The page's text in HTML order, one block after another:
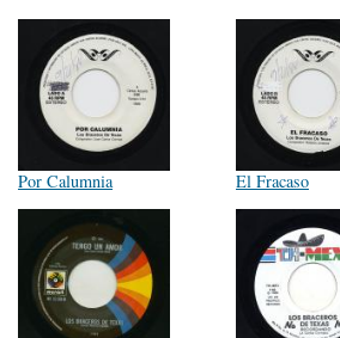
Por Calumnia El Fracaso